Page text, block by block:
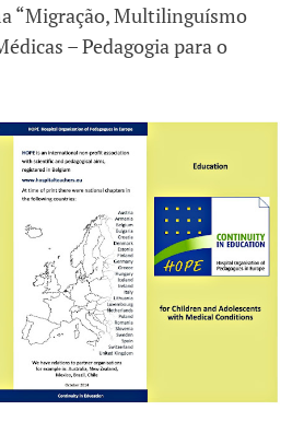
“Migração, Multilinguísmo
– Pedagogia para o